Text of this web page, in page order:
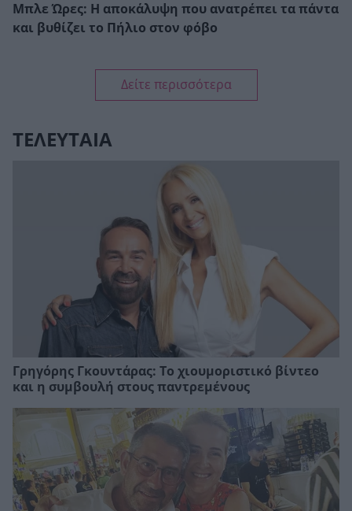
Μπλε Ώρες: Η αποκάλυψη που ανατρέπει τα πάντα
και βυθίζει το Πήλιο στον φόβο
Δείτε περισσότερα
ΤΕΛΕΥΤΑΙΑ
Γρηγόρης Γκουντάρας: Το χιουμοριστικό βίντεο
και η συμβουλή στους παντρεμένους